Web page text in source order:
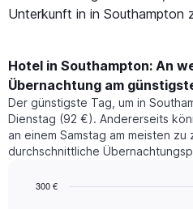
Unterkunft in in Southampton
Hotel in Southampton: An
Übernachtung am
Der günstigste Tag, um in
Dienstag (92 €). Andererseits
an einem Samstag am meisten
durchschnittliche
300 €